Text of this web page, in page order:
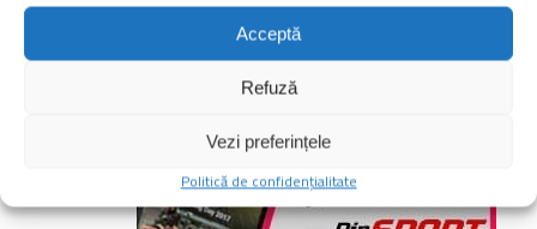
Acceptă
Refuză
Vezi preferințele
Politică de confidențialitate